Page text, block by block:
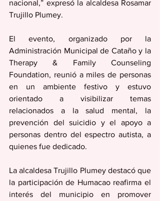
nacional,” expresó la alcaldesa Rosamar
Trujillo Plumey.
El evento, organizado por la
Administración Municipal de Cataño y la
Therapy & Family Counseling
Foundation, reunió a miles de personas
en un ambiente festivo y estuvo
orientado a visibilizar temas
relacionados a la salud mental, la
prevención del suicidio y el apoyo a
personas dentro del espectro autista, a
quienes fue dedicado.
La alcaldesa Trujillo Plumey destacó que
la participación de Humacao reafirma el
interés del municipio en promover